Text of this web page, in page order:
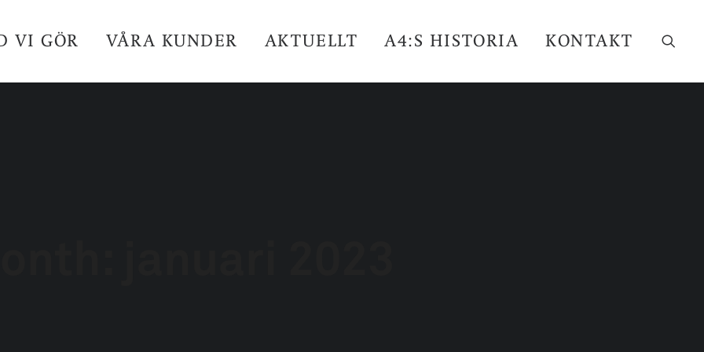
VI GÖR VÅRA KUNDER AKTUELLT A4:S HISTORIA KONTAKT